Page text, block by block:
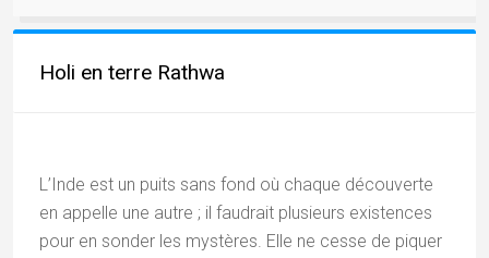
Holi en terre Rathwa
L’Inde est un puits sans fond où chaque découverte
en appelle une autre ; il faudrait plusieurs existences
pour en sonder les mystères. Elle ne cesse de piquer